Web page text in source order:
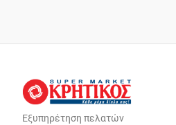
Εξυπηρέτηση πελατών